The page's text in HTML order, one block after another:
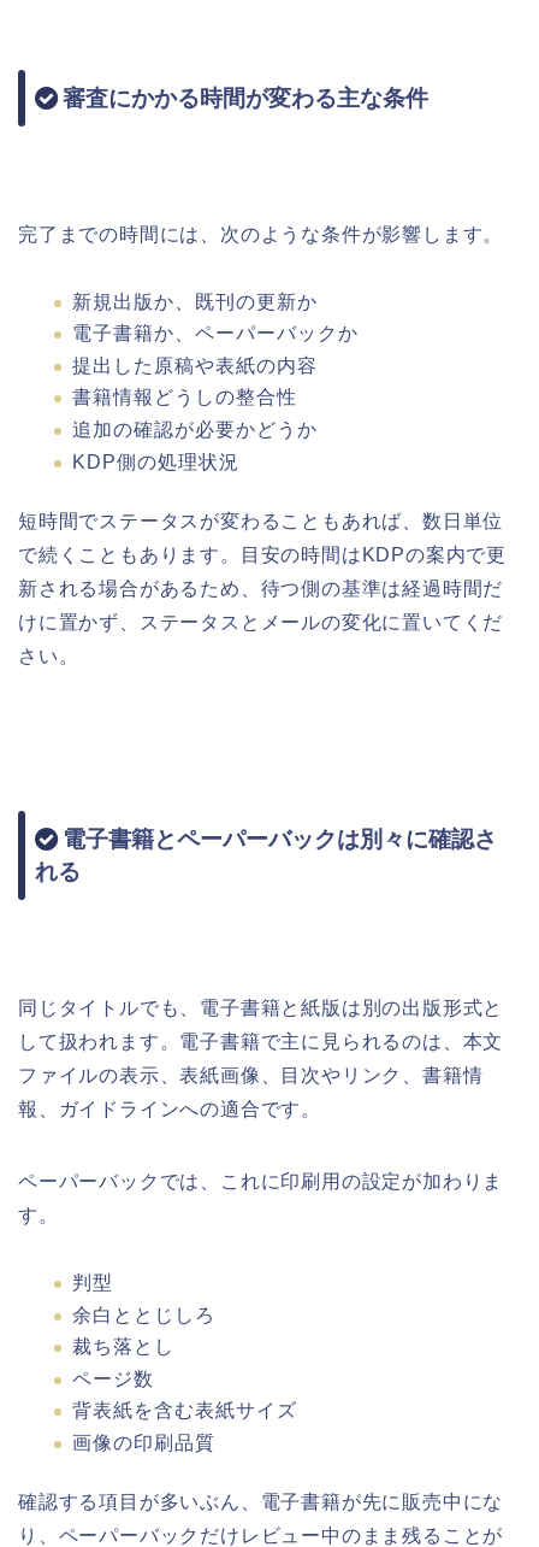
審査にかかる時間が変わる主な条件
完了までの時間には、次のような条件が影響します。
新規出版か、既刊の更新か
電子書籍か、ペーパーバックか
提出した原稿や表紙の内容
書籍情報どうしの整合性
追加の確認が必要かどうか
KDP側の処理状況
短時間でステータスが変わることもあれば、数日単位
で続くこともあります。目安の時間はKDPの案内で更
新される場合があるため、待つ側の基準は経過時間だ
けに置かず、ステータスとメールの変化に置いてくだ
さい。
電子書籍とペーパーバックは別々に確認さ
れる
同じタイトルでも、電子書籍と紙版は別の出版形式と
して扱われます。電子書籍で主に見られるのは、本文
ファイルの表示、表紙画像、目次やリンク、書籍情
報、ガイドラインへの適合です。
ペーパーバックでは、これに印刷用の設定が加わりま
す。
判型
余白ととじしろ
裁ち落とし
ページ数
背表紙を含む表紙サイズ
画像の印刷品質
確認する項目が多いぶん、電子書籍が先に販売中にな
り、ペーパーバックだけレビュー中のまま残ることが